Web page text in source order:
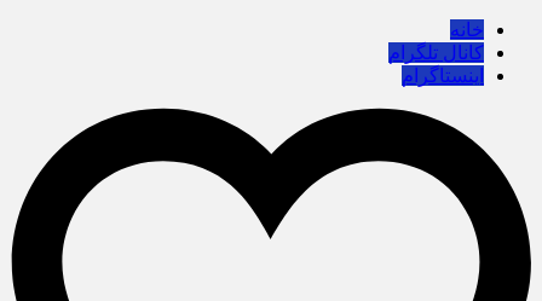
خانه
کانال تلگرام
اینستاگرام